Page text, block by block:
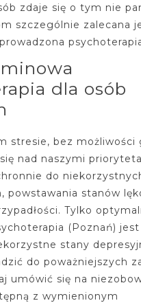
zdaje się o tym nie
szczególnie zalecana
dla osób
stresie, bez możliwości
nad naszymi
do
powstawania stanów
Tylko
(Poznań)
stany
do poważniejszych
umówić się na
z wymienionym